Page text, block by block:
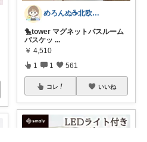
めろんぬ☕️北欧ナチュラルな暮らし
🐤tower マグネットバスルーム
バスケッ ...
￥ 4,510
1 1 561
コレ いいね